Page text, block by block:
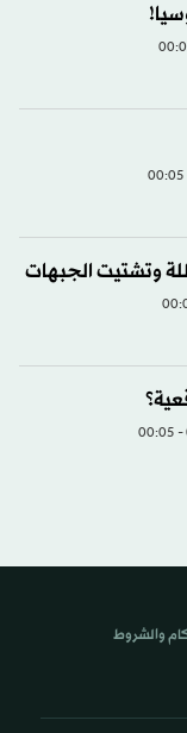
وتشتيت الجبهات
والشروط